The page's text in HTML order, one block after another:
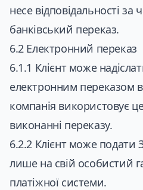
несе відповідальності
банківський переказ.
6.2 Електронний переказ
6.1.1 Клієнт може
електронним переказом
компанія використовує
виконанні переказу.
6.2.2 Клієнт може подати
лише на свій особистий
платіжної системи.